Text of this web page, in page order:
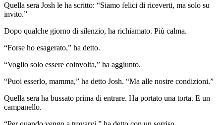
Quella sera Josh le ha scritto: “Siamo felici di riceverti, ma solo su
invito.”
Dopo qualche giorno di silenzio, ha richiamato. Più calma.
“Forse ho esagerato,” ha detto.
“Voglio solo essere coinvolta,” ha aggiunto.
“Puoi esserlo, mamma,” ha detto Josh. “Ma alle nostre condizioni.”
Quella sera ha bussato prima di entrare. Ha portato una torta. E un
campanello.